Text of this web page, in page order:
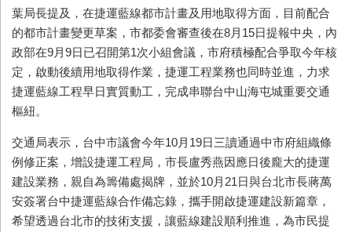
葉局長提及，在捷運藍線都市計畫及用地取得方面，目前配合
的都市計畫變更草案，市都委會審查後在8月 15日提報中央，內
政部在9月9日已召開第1次小組會議，市府積極配合爭取今年核
定，啟動後續用地取得作業，捷運工程業務也同時並進，力求
捷運藍線工程早日實質動工，完成串聯台中山海屯城重要交通
樞紐。
交通局表示，台中市議會今年10月 19日三讀通過中市府組織條
例修正案，增設捷運工程局，市長盧秀燕因應日後龐大的捷運
建設業務，親自為籌備處揭牌，並於10月 21日與台北市長蔣萬
安簽署台中捷運藍線合作備忘錄，攜手開啟捷運建設新篇章，
希望透過台北市的技術支援，讓藍線建設順利推進，為市民提